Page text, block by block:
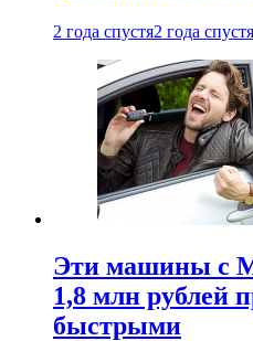
2 года спустя2 года спустя
Эти машины с
1,8 млн рублей
быстрыми